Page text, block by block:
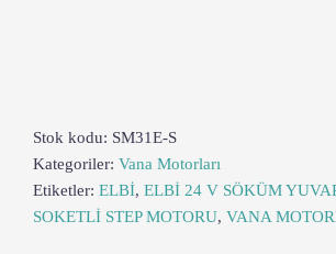
Stok kodu: SM31E-S
Kategoriler: Vana Motorları
Etiketler: ELBİ, ELBİ 24 V SÖKÜM
SOKETLİ STEP MOTORU, VANA